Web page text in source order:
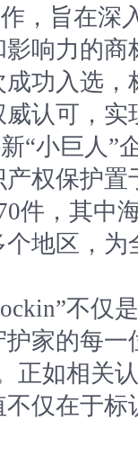
旨在深
响力的
功入选
认可，
小巨人”
权保护
件，其中
地区，
不仅是
家的每
正如相关
仅在于